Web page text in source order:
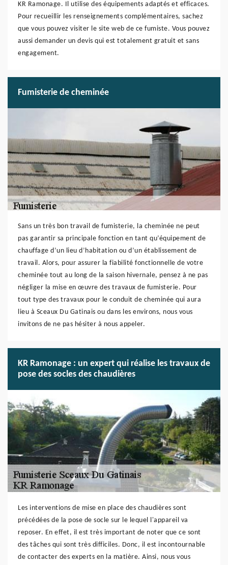
KR Ramonage. Il utilise des équipements adaptés et efficaces.
Pour recueillir les renseignements complémentaires, sachez
que vous pouvez visiter le site web de ce fumiste. Vous pouvez
aussi demander un devis qui est totalement gratuit et sans
engagement.
Fumisterie de cheminée
Sans un très bon travail de fumisterie, la cheminée ne peut
pas garantir sa principale fonction en tant qu’équipement de
chauffage d’un lieu d’habitation ou d’un établissement de
travail. Alors, pour assurer la fiabilité fonctionnelle de votre
cheminée tout au long de la saison hivernale, pensez à ne pas
négliger la mise en œuvre des travaux de fumisterie. Pour
tout type des travaux pour le conduit de cheminée qui aura
lieu à Sceaux Du Gatinais ou dans les environs, nous vous
invitons de ne pas hésiter à nous appeler.
KR Ramonage : un expert qui réalise les travaux de
pose des socles des chaudières
Les interventions de mise en place des chaudières sont
précédées de la pose de socle sur le lequel l'appareil va
reposer. En effet, il est très important de noter que ce sont
des tâches qui sont très difficiles. Donc, il est incontournable
de contacter des experts en la matière. Ainsi, nous vous